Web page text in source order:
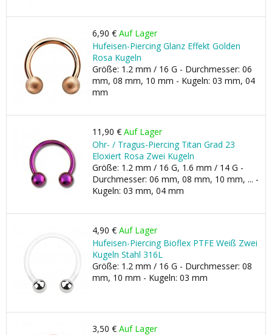
6,90 € Auf Lager
Hufeisen-Piercing Glanz Effekt Golden
Rosa Kugeln
Größe: 1.2 mm / 16 G - Durchmesser: 06
mm, 08 mm, 10 mm - Kugeln: 03 mm, 04
mm
11,90 € Auf Lager
Ohr- / Tragus-Piercing Titan Grad 23
Eloxiert Rosa Zwei Kugeln
Größe: 1.2 mm / 16 G, 1.6 mm / 14 G -
Durchmesser: 06 mm, 08 mm, 10 mm, ... -
Kugeln: 03 mm, 04 mm
4,90 € Auf Lager
Hufeisen-Piercing Bioflex PTFE Weiß Zwei
Kugeln Stahl 316L
Größe: 1.2 mm / 16 G - Durchmesser: 08
mm, 10 mm - Kugeln: 03 mm
3,50 € Auf Lager